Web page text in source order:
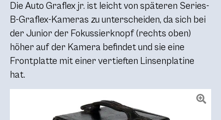
Die Auto Graflex jr. ist leicht von späteren Series-
B-Graflex-Kameras zu unterscheiden, da sich bei
der Junior der Fokussierknopf (rechts oben)
höher auf der Kamera befindet und sie eine
Frontplatte mit einer vertieften Linsenplatine
hat.